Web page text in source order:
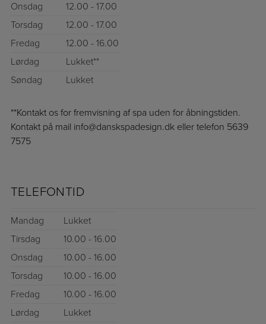
Onsdag
12.00 - 17.00
Torsdag
12.00 - 17.00
Fredag
12.00 - 16.00
Lørdag
Lukket**
Søndag
Lukket
**Kontakt os for fremvisning af spa uden for åbningstiden.
Kontakt på mail info@danskspadesign.dk eller telefon 5639
7575
TELEFONTID
Mandag
Lukket
Tirsdag
10.00 - 16.00
Onsdag
10.00 - 16.00
Torsdag
10.00 - 16.00
Fredag
10.00 - 16.00
Lørdag
Lukket